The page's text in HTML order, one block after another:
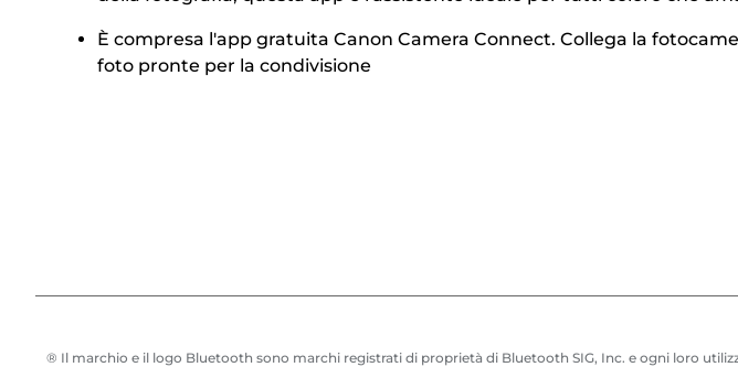
È compresa l'app gratuita Canon Camera Connect. Collega la
foto pronte per la condivisione
® Il marchio e il logo Bluetooth sono marchi registrati di proprietà di Bluetooth SIG, Inc. e ogni loro